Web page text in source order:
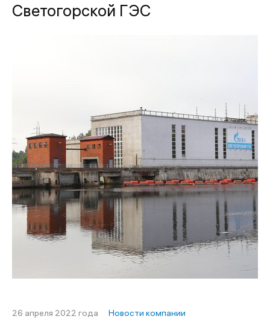
Светогорской ГЭС
26 апреля 2022 года Новости компании